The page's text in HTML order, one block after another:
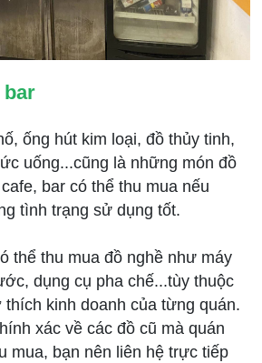
bar
ống hút kim loại, đồ thủy tinh,
uống...cũng là những món đồ
bar có thể thu mua nếu
tình trạng sử dụng tốt.
thu mua đồ nghề như máy
dụng cụ pha chế...tùy thuộc
kinh doanh của từng quán.
xác về các đồ cũ mà quán
mua, bạn nên liên hệ trực tiếp